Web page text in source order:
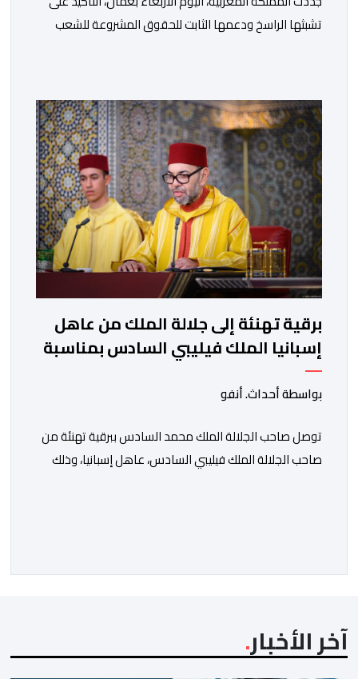
تشبثها الراسخ ودعمها الثابت للحقوق المشروعة للشعب
الشريف، واقتناعها بفضائل الحوار والتفاوض كسبيل وحيد
لحل الصراع الفلسطيني- الإسرائيلي، بعيدا عن أعمال العنف
والتطرف والتصرفات أحادية الجانب، وكذا انخراطها التام في
كل […]
برقية تهنئة إلى جلالة الملك من عاهل
إسبانيا الملك فيليبي السادس بمناسبة
عيد العرش المجيد
بواسطة أحداث. أنفو
توصل صاحب الجلالة الملك محمد السادس ببرقية تهنئة من
صاحب الجلالة الملك فيليبي السادس، عاهل إسبانيا، وذلك
الملك، وبالمزيد من الازدهار والرفاه للشعب المغربي. […]
آخر الأخبار